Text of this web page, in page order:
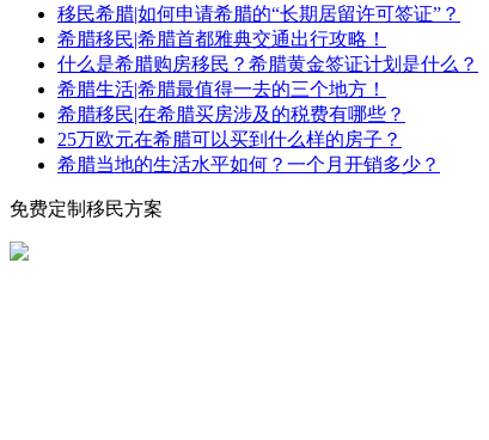
移民希腊|如何申请希腊的“长期居留许可签证”？
希腊移民|希腊首都雅典交通出行攻略！
什么是希腊购房移民？希腊黄金签证计划是什么？
希腊生活|希腊最值得一去的三个地方！
希腊移民|在希腊买房涉及的税费有哪些？
25万欧元在希腊可以买到什么样的房子？
希腊当地的生活水平如何？一个月开销多少？
免费定制移民方案